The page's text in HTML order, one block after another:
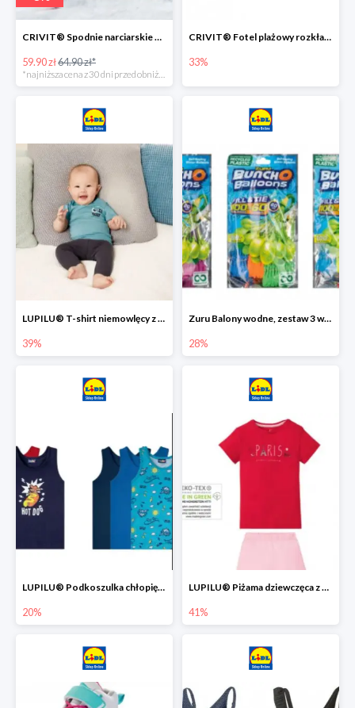
CRIVIT® Spodnie narciarskie dziewczęce
59.90 zł64.90 zł*
*najniższa cena z 30 dni przed obniżką
CRIVIT® Fotel plażowy rozkładany / Brodzik dziecięcy
33%
LUPILU® T-shirt niemowlęcy z biobawełny -39%
39%
Zuru Balony wodne, zestaw 3 wiązek -28%
28%
LUPILU® Podkoszulka chłopięca z bawełny -20%
20%
LUPILU® Piżama dziewczęca z bawełny -41%
41%